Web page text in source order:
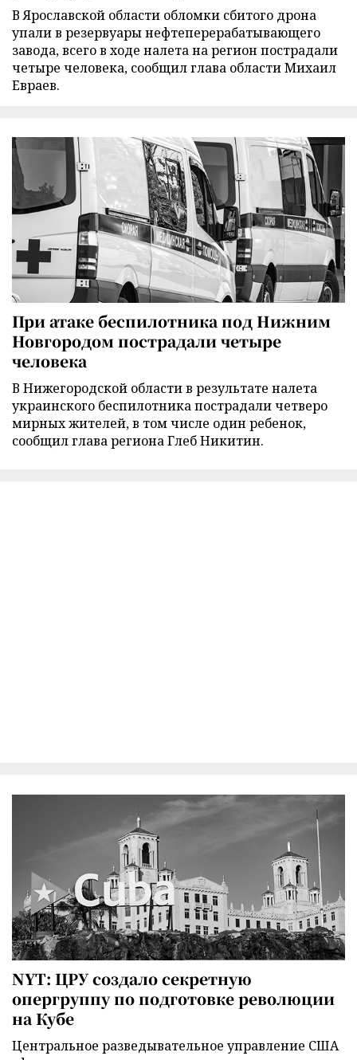
В Ярославской области обломки сбитого дрона
упали в резервуары нефтеперерабатывающего
завода, всего в ходе налета на регион пострадали
четыре человека, сообщил глава области Михаил
Евраев.
При атаке беспилотника под Нижним
Новгородом пострадали четыре
человека
В Нижегородской области в результате налета
украинского беспилотника пострадали четверо
мирных жителей, в том числе один ребенок,
сообщил глава региона Глеб Никитин.
NYT: ЦРУ создало секретную
опергруппу по подготовке революции
на Кубе
Центральное разведывательное управление США